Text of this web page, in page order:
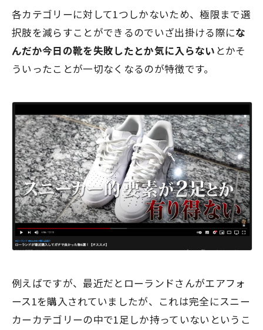
各カテゴリーに対して1つしかないため、極限まで選
択肢を減らすことができるのでいざ出掛ける際にな
んだか今日の靴を失敗したとか気に入らない とかそ
ういったことが一切なくなるのが特徴です。
例えばですが、最近だとローランドさんがエアフォ
ース1を購入されていましたが、これは完全にスニー
カーカテゴリーの中で1足しか持っていないというこ